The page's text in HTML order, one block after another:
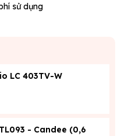
sử dụng
LC 403TV-W
- Candee (0,6